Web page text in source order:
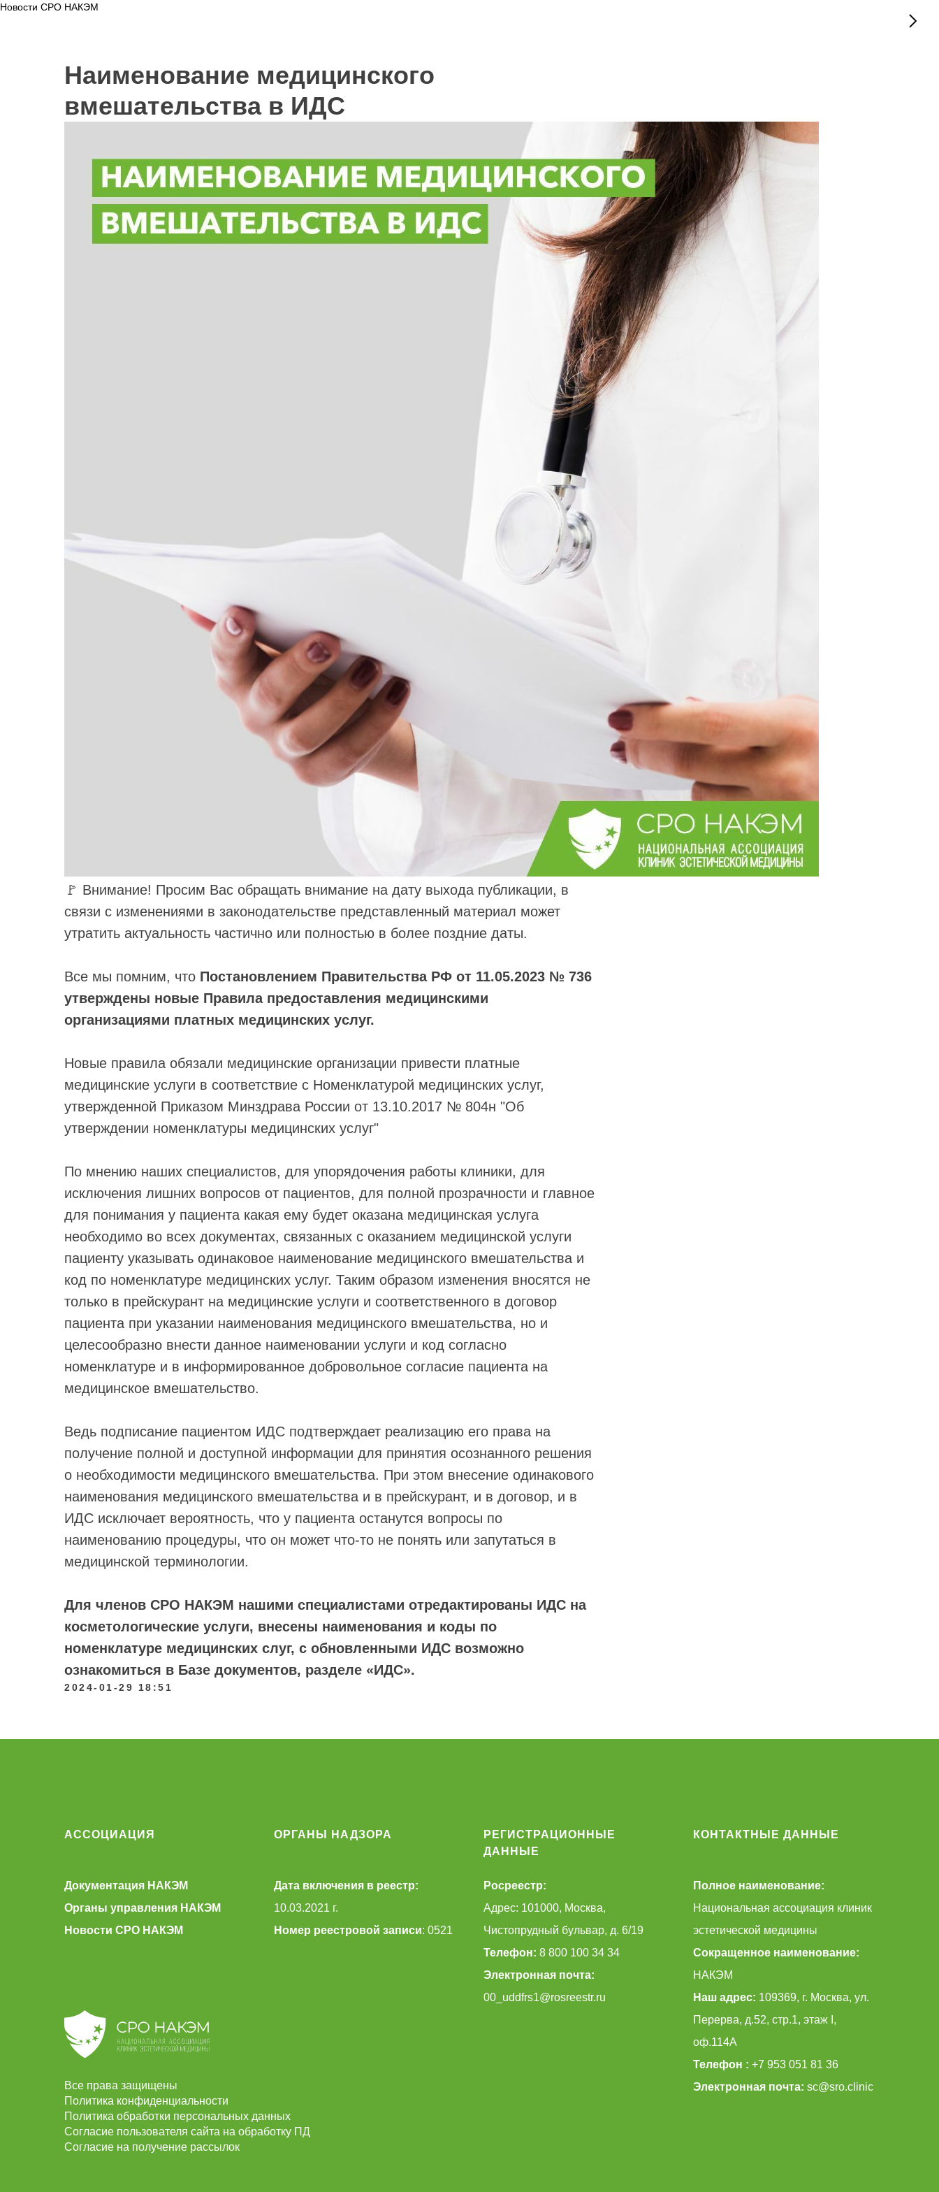
Новости СРО НАКЭМ
Наименование медицинского
вмешательства в ИДС
🚩 Внимание! Просим Вас обращать внимание на дату выхода публикации, в
связи с изменениями в законодательстве представленный материал может
утратить актуальность частично или полностью в более поздние даты.
Все мы помним, что Постановлением Правительства РФ от 11.05.2023 № 736
утверждены новые Правила предоставления медицинскими
организациями платных медицинских услуг.
Новые правила обязали медицинские организации привести платные
медицинские услуги в соответствие с Номенклатурой медицинских услуг,
утвержденной Приказом Минздрава России от 13.10.2017 № 804н "Об
утверждении номенклатуры медицинских услуг"
По мнению наших специалистов, для упорядочения работы клиники, для
исключения лишних вопросов от пациентов, для полной прозрачности и главное
для понимания у пациента какая ему будет оказана медицинская услуга
необходимо во всех документах, связанных с оказанием медицинской услуги
пациенту указывать одинаковое наименование медицинского вмешательства и
код по номенклатуре медицинских услуг. Таким образом изменения вносятся не
только в прейскурант на медицинские услуги и соответственного в договор
пациента при указании наименования медицинского вмешательства, но и
целесообразно внести данное наименовании услуги и код согласно
номенклатуре и в информированное добровольное согласие пациента на
медицинское вмешательство.
Ведь подписание пациентом ИДС подтверждает реализацию его права на
получение полной и доступной информации для принятия осознанного решения
о необходимости медицинского вмешательства. При этом внесение одинакового
наименования медицинского вмешательства и в прейскурант, и в договор, и в
ИДС исключает вероятность, что у пациента останутся вопросы по
наименованию процедуры, что он может что-то не понять или запутаться в
медицинской терминологии.
Для членов СРО НАКЭМ нашими специалистами отредактированы ИДС на
косметологические услуги, внесены наименования и коды по
номенклатуре медицинских слуг, с обновленными ИДС возможно
ознакомиться в Базе документов, разделе «ИДС».
2024-01-29 18:51
АССОЦИАЦИЯ
Документация НАКЭМ
Органы управления НАКЭМ
Новости СРО НАКЭМ
РЕГИСТРАЦИОННЫЕ
ДАННЫЕ
Росреестр:
Адрес: 101000, Москва,
Чистопрудный бульвар, д. 6/19
Телефон: 8 800 100 34 34
Электронная почта:
00_uddfrs1@rosreestr.ru
ОРГАНЫ НАДЗОРА
Дата включения в реестр:
10.03.2021 г.
Номер реестровой записи: 0521
КОНТАКТНЫЕ ДАННЫЕ
Полное наименование:
Национальная ассоциация клиник
эстетической медицины
Сокращенное наименование:
НАКЭМ
Наш адрес: 109369, г. Москва, ул.
Перерва, д.52, стр.1, этаж I,
оф.114А
Телефон : +7 953 051 81 36
Электронная почта: sc@sro.clinic
Все права защищены
Политика конфиденциальности
Политика обработки персональных данных
Согласие пользователя сайта на обработку ПД
Согласие на получение рассылок